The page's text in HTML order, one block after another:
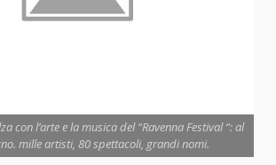
con l’arte e la musica del “Ravenna Festival “: al
mille artisti, 80 spettacoli, grandi nomi.